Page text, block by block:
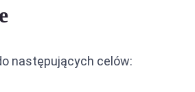
następujących celów: